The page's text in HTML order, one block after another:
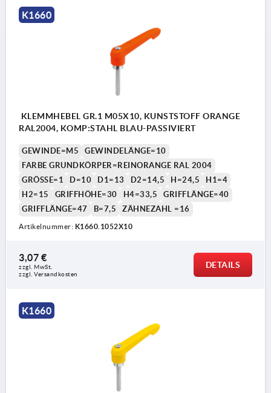
K1660
KLEMMHEBEL GR.1 M05X10, KUNSTSTOFF ORANGE
RAL2004, KOMP:STAHL BLAU-PASSIVIERT
GEWINDE=M5
GEWINDELÄNGE=10
FARBE GRUNDKÖRPER=REINORANGE RAL 2004
GRÖSSE=1
D=10 D1=13 D2=14,5 H=24,5
H1=4
H2=15
GRIFFHÖHE=30 H4=33,5
GRIFFLÄNGE=40
GRIFFLÄNGE=47
B=7,5 ZÄHNEZAHL =16
Artikelnummer: K1660.1052X10
3,07 €
zzgl. MwSt.
zzgl. Versandkosten
DETAILS
K1660